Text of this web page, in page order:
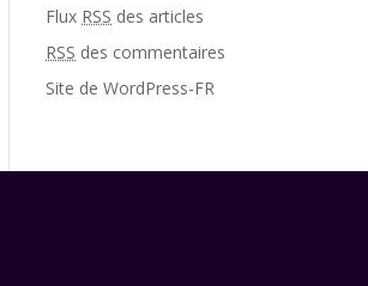
Flux RSS des articles
RSS des commentaires
Site de WordPress-FR